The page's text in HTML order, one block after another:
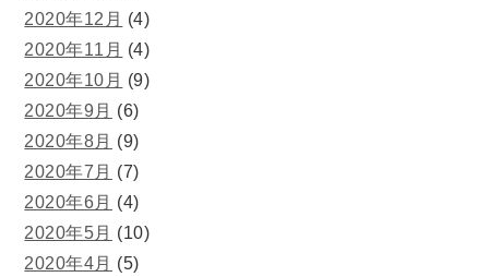
2020年12月 (4)
2020年11月 (4)
2020年10月 (9)
2020年9月 (6)
2020年8月 (9)
2020年7月 (7)
2020年6月 (4)
2020年5月 (10)
2020年4月 (5)